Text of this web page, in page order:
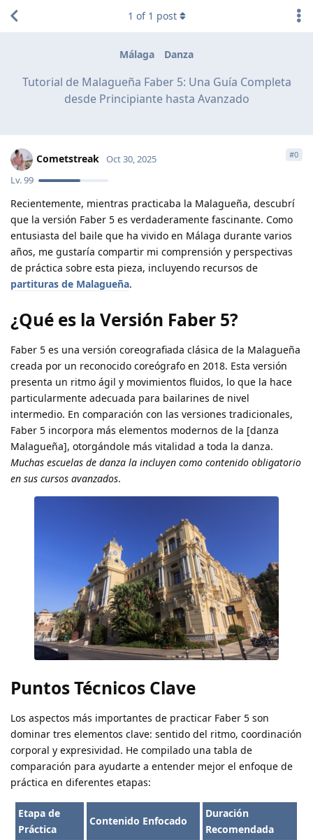
Málaga Danza
Tutorial de Malagueña Faber 5: Una Guía Completa
desde Principiante hasta Avanzado
1 of 1 post
Cometstreak
Lv.99
Oct 30, 2025 #0
Recientemente, mientras practicaba la Malagueña, descubrí
que la versión Faber 5 es verdaderamente fascinante. Como
entusiasta del baile que ha vivido en Málaga durante varios
años, me gustaría compartir mi comprensión y perspectivas
de práctica sobre esta pieza, incluyendo recursos de
partituras de Malagueña.
¿Qué es la Versión Faber 5?
Faber 5 es una versión coreografiada clásica de la Malagueña
creada por un reconocido coreógrafo en 2018. Esta versión
presenta un ritmo ágil y movimientos fluidos, lo que la hace
particularmente adecuada para bailarines de nivel
intermedio. En comparación con las versiones tradicionales,
Faber 5 incorpora más elementos modernos de la [danza
Malagueña], otorgándole más vitalidad a toda la danza.
Muchas escuelas de danza la incluyen como contenido obligatorio
en sus cursos avanzados.
Puntos Técnicos Clave
Los aspectos más importantes de practicar Faber 5 son
dominar tres elementos clave: sentido del ritmo, coordinación
corporal y expresividad. He compilado una tabla de
comparación para ayudarte a entender mejor el enfoque de
práctica en diferentes etapas:
Etapa de
Práctica
Contenido Enfocado
Duración
Recomendada